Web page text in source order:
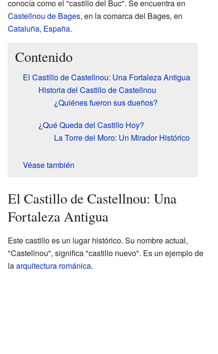
conocía como el "castillo del Buc". Se encuentra en
Castellnou de Bages, en la comarca del Bages, en
Cataluña, España.
Contenido
El Castillo de Castellnou: Una Fortaleza Antigua
Historia del Castillo de Castellnou
¿Quiénes fueron sus dueños?
¿Qué Queda del Castillo Hoy?
La Torre del Moro: Un Mirador Histórico
Véase también
El Castillo de Castellnou: Una
Fortaleza Antigua
Este castillo es un lugar histórico. Su nombre actual,
"Castellnou", significa "castillo nuevo". Es un ejemplo de
laarquitectura románica.